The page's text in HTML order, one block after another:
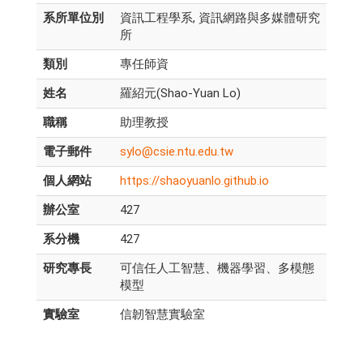
系所單位別
資訊工程學系, 資訊網路與多媒體研究
所
類別
專任師資
姓名
羅紹元(Shao-Yuan Lo)
職稱
助理教授
電子郵件
sylo@csie.ntu.edu.tw
個人網站
https://shaoyuanlo.github.io
辦公室
427
系分機
427
研究專長
可信任人工智慧、機器學習、多模態
模型
實驗室
信韌智慧實驗室